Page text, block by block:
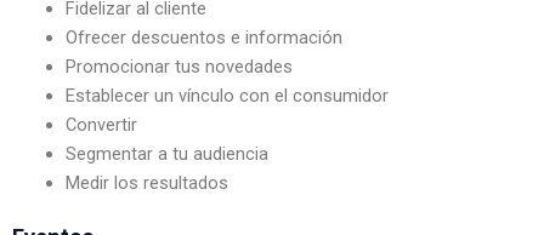
Fidelizar al cliente
Ofrecer descuentos e información
Promocionar tus novedades
Establecer un vínculo con el consumidor
Convertir
Segmentar a tu audiencia
Medir los resultados